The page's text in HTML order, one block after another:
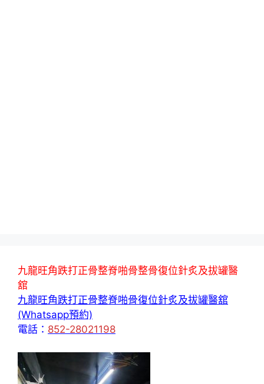
九龍旺角跌打正骨整脊啪骨整骨復位針炙及拔罐醫
舘
九龍旺角跌打正骨整脊啪骨復位針炙及拔罐醫舘
(Whatsapp預約)
電話： 852-28021198